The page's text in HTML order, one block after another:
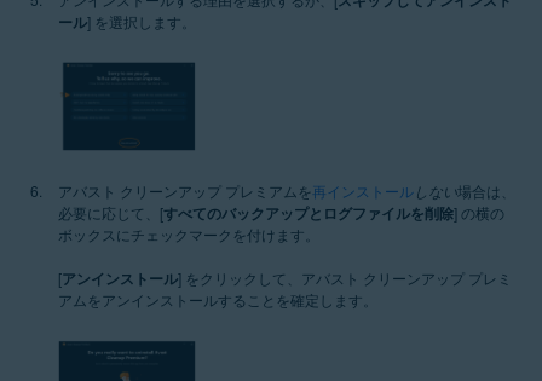
ール] を選択します。
アバスト クリーンアップ プレミアムを再インストールしない場合は、
必要に応じて、[すべてのバックアップとログファイルを削除] の横の
ボックスにチェックマークを付けます。
[アンインストール] をクリックして、アバスト クリーンアップ プレミ
アムをアンインストールすることを確定します。